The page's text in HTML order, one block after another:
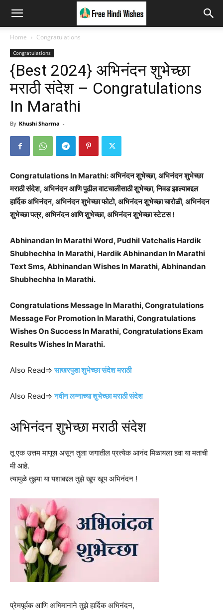
Home Congratulations
Congratulations
{Best 2024} अभिनंदन शुभेच्छा
मराठी संदेश – Congratulations
In Marathi
By Khushi Sharma -
Congratulations In Marathi: अभिनंदन शुभेच्छा, अभिनंदन शुभेच्छा
मराठी संदेश, अभिनंदन आणि पुढील वाटचालीसाठी शुभेच्छा, निवड झाल्याबद्दल
हार्दिक अभिनंदन, अभिनंदन शुभेच्छा फोटो, अभिनंदन शुभेच्छा चारोळी, अभिनंदन
शुभेच्छा पत्र, अभिनंदन आणि शुभेच्छा, अभिनंदन शुभेच्छा स्टेटस !
Abhinandan In Marathi Word, Pudhil Vatchalis Hardik
Shubhechha In Marathi, Hardik Abhinandan In Marathi
Text Sms, Abhinandan Wishes In Marathi, Abhinandan
Shubhechha In Marathi.
Congratulations Message In Marathi, Congratulations
Message For Promotion In Marathi, Congratulations
Wishes On Success In Marathi, Congratulations Exam
Results Wishes In Marathi.
Also Read⇒साखरपुडा शुभेच्छा संदेश मराठी
Also Read⇒नवीन लग्नाच्या शुभेच्छा मराठी संदेश
अभिनंदन शुभेच्छा मराठी संदेश
तू एक उत्तम माणूस असून तुला जगातील प्रत्येक आनंद मिळायला हवा या मताची
मी आहे.
त्यामुळे तुझ्या या यशाबद्दल तुझे खूप खूप अभिनंदन !
प्रेमपूर्वक आणि अभिमानाने तुझे हार्दिक अभिनंदन,